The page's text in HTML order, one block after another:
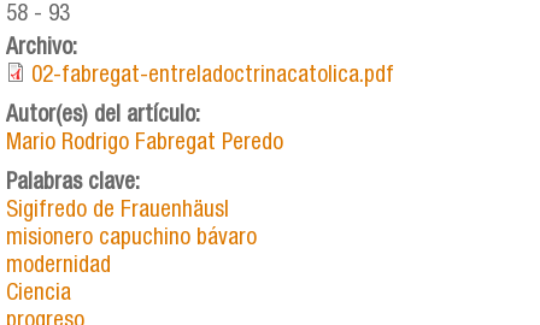
58 - 93
Archivo:
02-fabregat-entreladoctrinacatolica.pdf
Autor(es) del artículo:
Mario Rodrigo Fabregat Peredo
Palabras clave:
Sigifredo de Frauenhäusl
misionero capuchino bávaro
modernidad
Ciencia